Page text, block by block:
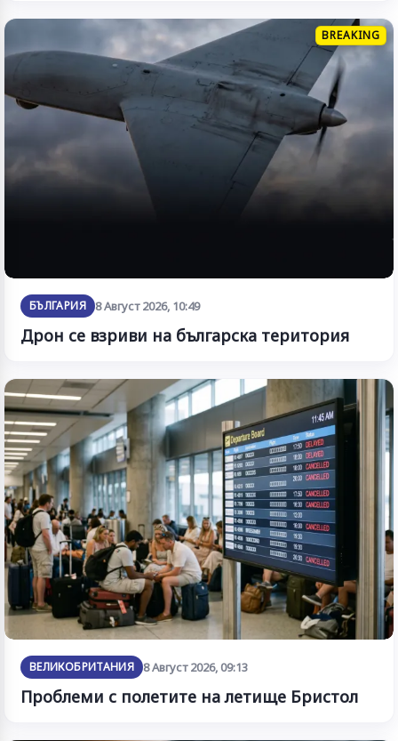
BREAKING
БЪЛГАРИЯ 8 Август 2026, 10:49
Дрон се взриви на българска територия
ВЕЛИКОБРИТАНИЯ 8 Август 2026, 09:13
Проблеми с полетите на летище Бристол